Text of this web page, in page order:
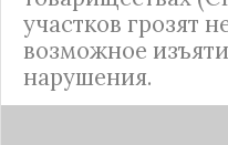
участков грозят
возможное
нарушения.